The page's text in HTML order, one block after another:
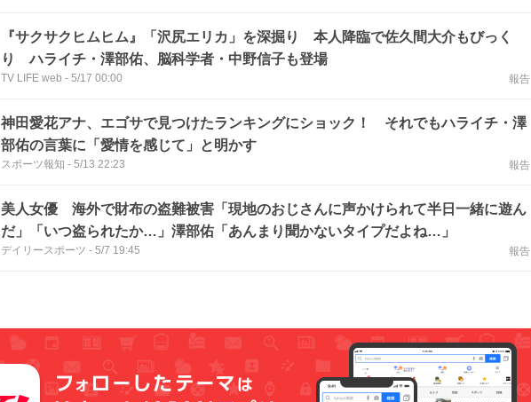
『サクサクヒムヒム』「沢尻エリカ」を深掘り 本人降臨で佐久間大介もびっく
り ハライチ・澤部佑、脳科学者・中野信子も登場
TV LIFE web - 5/17 00:00 報告
神田愛花アナ、エゴサで見つけたランキングにショック！ それでもハライチ・澤
部佑の言葉に「愛情を感じて」と明かす
スポーツ報知 - 5/13 22:23 報告
美人女優 海外で財布の盗難被害「現地のおじさんに声かけられて半日一緒に遊ん
だ」「いつ盗られたか…」澤部佑「あんまり聞かないタイプだよね…」
デイリースポーツ - 5/7 19:45 報告